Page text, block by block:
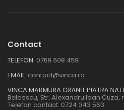
Contact
TELEFON: 0769 608 459
EMAIL: contact@vinca.ro
VINCA MARMURA GRANIT PIATRA
Balcescu, Str. Alexandru Ioan Cuza,
Telefon contact: 0724 043 563